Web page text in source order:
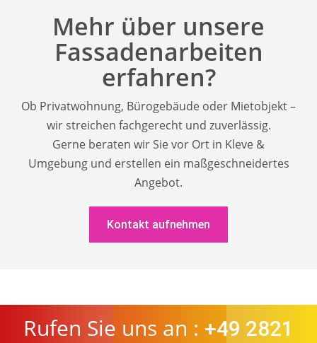
Mehr über unsere
Fassadenarbeiten
erfahren?
Ob Privatwohnung, Bürogebäude oder Mietobjekt –
wir streichen fachgerecht und zuverlässig.
Gerne beraten wir Sie vor Ort in Kleve &
Umgebung und erstellen ein maßgeschneidertes
Angebot.
Kontakt aufnehmen
Rufen Sie uns an : +49 2821